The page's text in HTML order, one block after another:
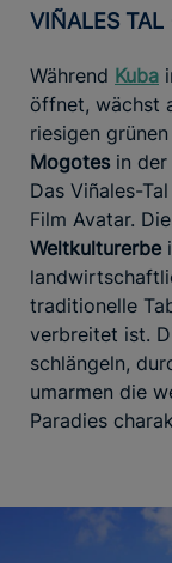
VIÑALES
Während Kuba
öffnet, wächst
riesigen
Mogotes in
Das Viñales-
Film Avatar.
Weltkulturerbe
traditionelle
verbreitet ist.
schlängeln,
umarmen die
Paradies